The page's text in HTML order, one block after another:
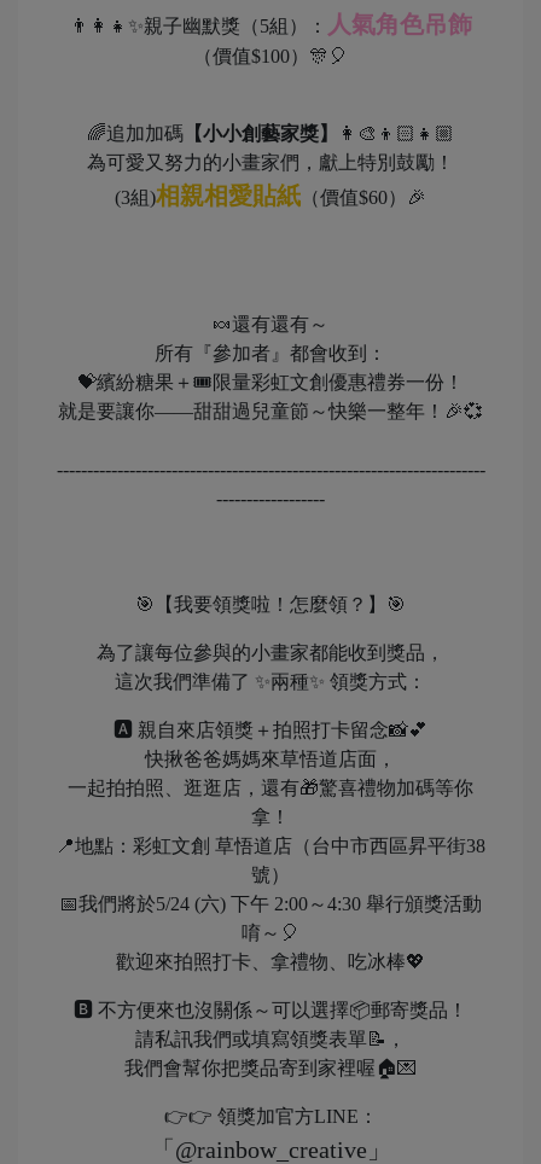
👨‍👩‍👧✨親子幽默獎（5組）： 人氣角色吊飾
（價值$100）🎊🎈
🌈追加加碼 【小小創藝家獎】
👩‍🎨👦🏻👧🏼
為可愛又努力的小畫家們，獻上特別鼓勵！
(3組)相親相愛貼紙 （價值$60）🎉
🍬還有還有～
所有『參加者』都會收到：
💝繽紛糖果＋🎟限量彩虹文創優惠禮券一份！
就是要讓你——甜甜過兒童節～快樂一整年！🎉💞
-----------------------------------------------------------------------
------------------
🎯【我要領獎啦！怎麼領？】🎯
為了讓每位參與的小畫家都能收到獎品，
這次我們準備了 ✨兩種✨ 領獎方式：
🅰 親自來店領獎＋拍照打卡留念📸💕
快揪爸爸媽媽來草悟道店面，
一起拍拍照、逛逛店，還有🎁驚喜禮物加碼等你
拿！
📍地點：彩虹文創 草悟道店（台中市西區昇平街38
號）
📅我們將於5/24 (六) 下午 2:00～4:30 舉行頒獎活動
唷～🎈
歡迎來拍照打卡、拿禮物、吃冰棒💖
🅱 不方便來也沒關係～可以選擇📦郵寄獎品！
請私訊我們或填寫領獎表單📝，
我們會幫你把獎品寄到家裡喔🏠💌
👉👉 領獎加官方LINE：
「@rainbow_creative」